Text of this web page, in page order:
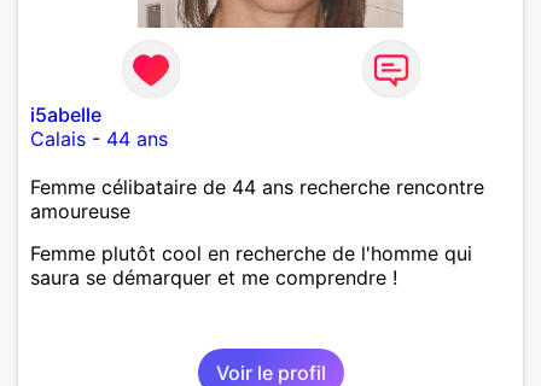
i5abelle
Calais - 44 ans
Femme célibataire de 44 ans recherche rencontre
amoureuse
Femme plutôt cool en recherche de l'homme qui
saura se démarquer et me comprendre !
Voir le profil